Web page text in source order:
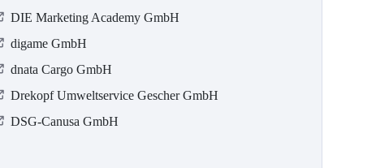
DIE Marketing Academy GmbH
digame GmbH
dnata Cargo GmbH
Drekopf Umweltservice Gescher GmbH
DSG-Canusa GmbH